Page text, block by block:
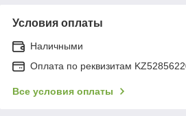
Условия оплаты
Наличными
Оплата по реквизитам
Все условия оплаты